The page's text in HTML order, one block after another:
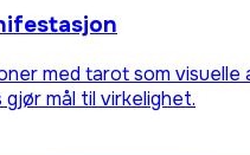
med tarot som visuelle
gjør mål til virkelighet.